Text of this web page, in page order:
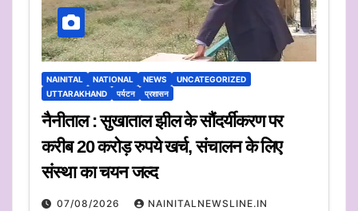
NAINITAL NATIONAL NEWS
UNCATEGORIZED
UTTARAKHAND
पर्यटन प्रशासन
नैनीताल : सुखाताल झील के सौंदर्यीकरण पर
करीब 20 करोड़ रुपये खर्च, संचालन के लिए
संस्था का चयन जल्द
07/08/2026 NAINITALNEWSLINE.IN